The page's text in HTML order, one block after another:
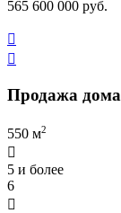
565 600 000 руб.


Продажа дома
550 м2

5 и более
6
